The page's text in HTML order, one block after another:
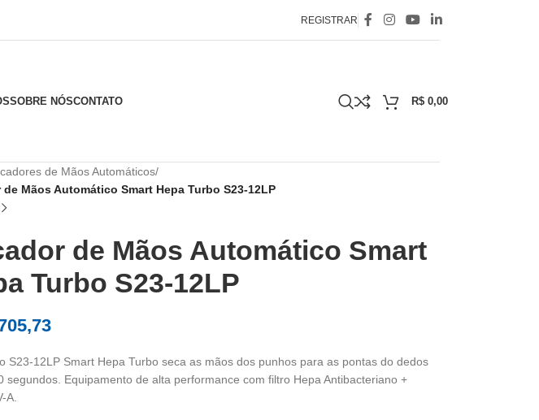
REGISTRAR
SOBRE NÓSCONTATO R$ 0,00
de Mãos Automáticos/
de Mãos Automático Smart Hepa Turbo S23-12LP
de Mãos Automático Smart
Turbo S23-12LP
S23-12LP Smart Hepa Turbo seca as mãos dos punhos para as pontas do dedos
segundos. Equipamento de alta performance com filtro Hepa Antibacteriano +
A.